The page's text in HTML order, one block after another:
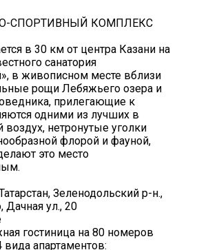
в 30 км от центра Казани на
санатория
в живописном месте вблизи
рощи Лебяжьего озера и
прилегающие к
одними из лучших в
воздух, нетронутые уголки
флорой и фауной,
это место
Зеленодольский р-н.,
Дачная ул., 20
гостиница на 80 номеров
вида апартаментов: